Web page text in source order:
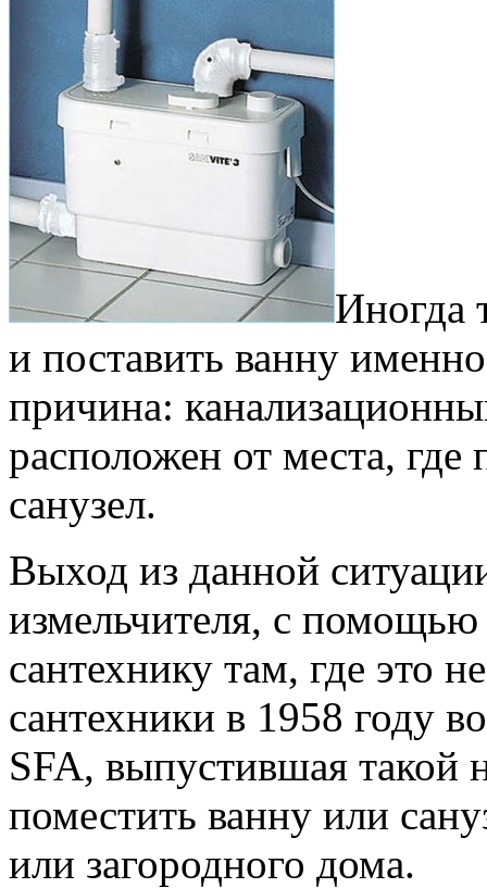
Иногда
и поставить ванну
причина:
расположен от места, где
санузел.
Выход из данной
измельчителя, с
сантехнику там, где это
сантехники в 1958 году
SFA, выпустившая такой
поместить ванну или
или загородного дома.